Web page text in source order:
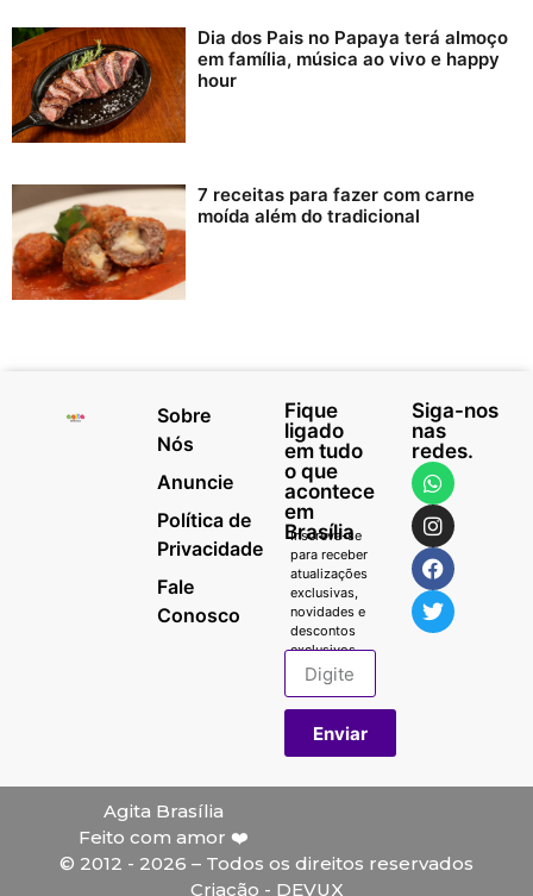
Dia dos Pais no Papaya terá almoço
em família, música ao vivo e happy
hour
7 receitas para fazer com carne
moída além do tradicional
Sobre
Nós
Anuncie
Política de
Privacidade
Fale
Conosco
Fique
ligado
em tudo
o que
acontece
em
Brasília
Inscreva-se
para receber
atualizações
exclusivas,
novidades e
descontos
exclusivos.
Enviar
Siga-nos
nas
redes.
Agita Brasília
Feito com amor ❤️
© 2012 - 2026 – Todos os direitos reservados
Criação - DEVUX